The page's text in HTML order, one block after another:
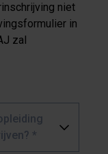
niet
in
*